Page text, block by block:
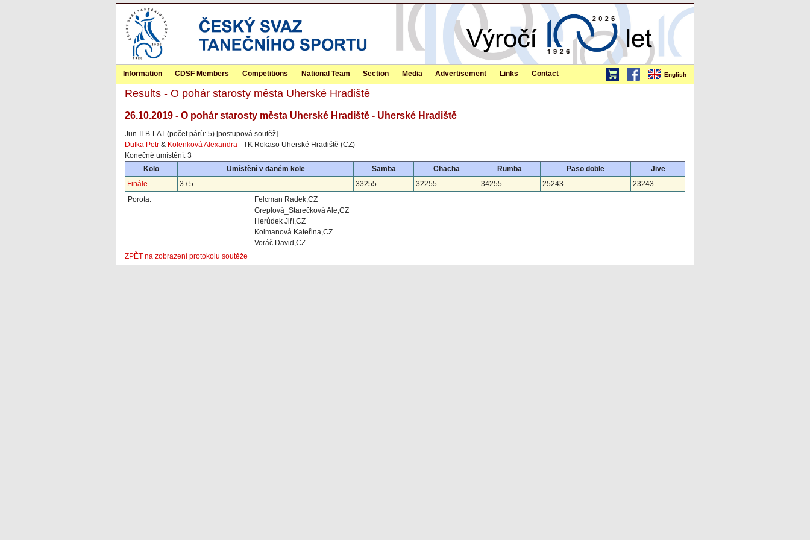
English
Information CDSF Members Competitions National Team Section Media Advertisement Links Contact
Results - O pohár starosty města Uherské Hradiště
26.10.2019 - O pohár starosty města Uherské Hradiště - Uherské Hradiště
Jun-II-B-LAT (počet párů: 5) [postupová soutěž]
Dufka Petr & Kolenková Alexandra - TK Rokaso Uherské Hradiště (CZ)
Konečné umístění: 3
Kolo
Umístění v daném kole Samba Chacha Rumba Paso doble
Jive
Finále
3 / 5 33255 32255 34255 25243
23243
Porota:
Felcman Radek,CZ
Greplová_Starečková Ale,CZ
Herůdek Jiří,CZ
Kolmanová Kateřina,CZ
Voráč David,CZ
ZPĚT na zobrazení protokolu soutěže